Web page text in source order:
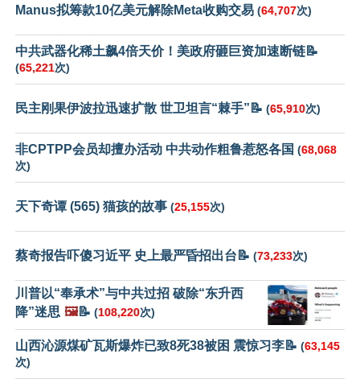
Manus拟筹款10亿美元解除Meta收购交易 (64,707次)
中共武器化稀土飙4倍天价！美政府砸巨资加速断链📝
(65,221次)
民主刚果伊波拉迅速扩散 世卫坦言“棘手”📝 (65,910次)
非CPTPP会员却擅办活动 中共动作粗鲁惹怒各国 (68,068
次)
天下奇谭 (565) 猫孩的故事 (25,155次)
蔡奇报告吓傻习近平 史上最严昏招出台📝 (73,233次)
川普以“奉承术”与中共过招 破除“东升西
降”迷思 🖼️📝 (108,220次)
山西沁源煤矿瓦斯爆炸已致8死38被困 震惊习李📝 (63,145
次)